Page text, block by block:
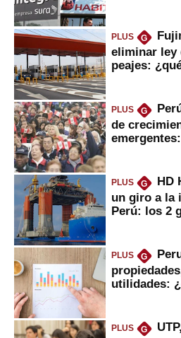
PLUS G
eliminar ley
peajes:
PLUS G
de
PLUS G
HD
un giro a la
Perú: los 2
PLUS G
utilidades:
PLUS G